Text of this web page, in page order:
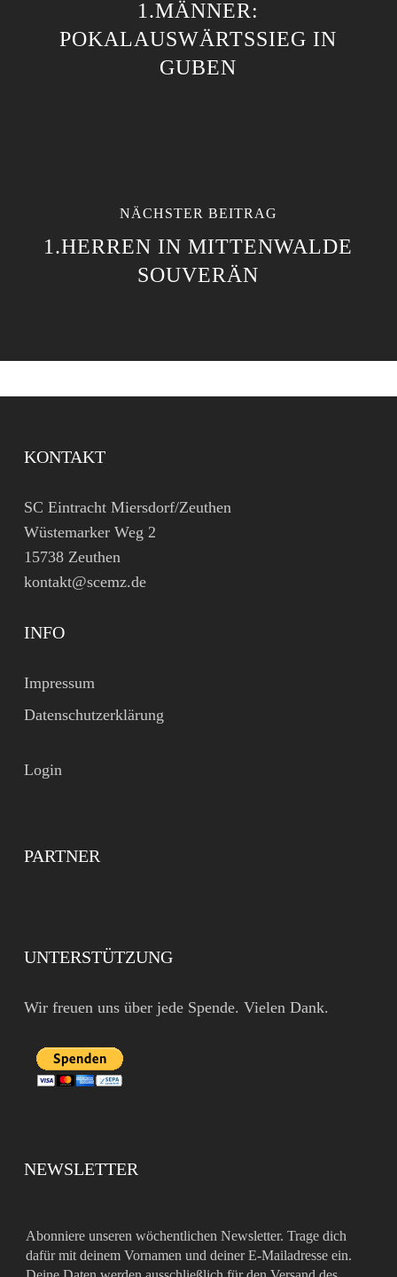
1.MÄNNER:
POKALAUSWÄRTSSIEG IN
GUBEN
NÄCHSTER BEITRAG
1.HERREN IN MITTENWALDE
SOUVERÄN
KONTAKT
SC Eintracht Miersdorf/Zeuthen
Wüstemarker Weg 2
15738 Zeuthen
kontakt@scemz.de
INFO
Impressum
Datenschutzerklärung
Login
PARTNER
UNTERSTÜTZUNG
Wir freuen uns über jede Spende. Vielen Dank.
NEWSLETTER
Abonniere unseren wöchentlichen Newsletter. Trage dich
dafür mit deinem Vornamen und deiner E-Mailadresse ein.